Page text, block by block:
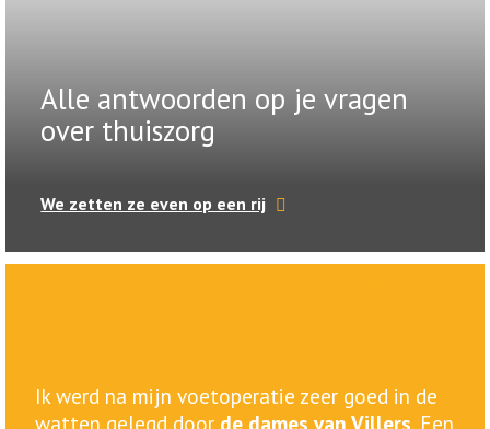
Alle antwoorden op je vragen
over thuiszorg
We zetten ze even op een rij
Ik werd na mijn voetoperatie zeer goed in de
watten gelegd door de dames van Villers . Een